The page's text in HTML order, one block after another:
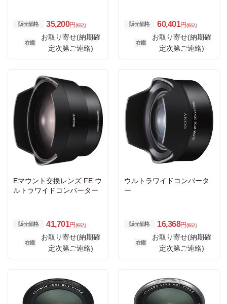
販売価格 35,200円 (税込)
在庫
お取り寄せ(納期確
定次第ご連絡)
販売価格 60,401円 (税込)
在庫
お取り寄せ(納期確
定次第ご連絡)
Eマウント交換レンズ FE ウ
ルトラワイドコンバーター
販売価格 41,701円 (税込)
在庫
お取り寄せ(納期確
定次第ご連絡)
ウルトラワイドコンバータ
ー
販売価格 16,368円 (税込)
在庫
お取り寄せ(納期確
定次第ご連絡)